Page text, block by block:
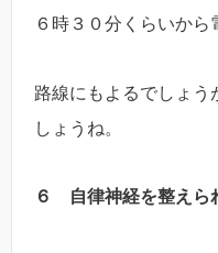
６時３０分くらいから
路線にもよるでしょう
しょうね。
６ 自律神経を整えら